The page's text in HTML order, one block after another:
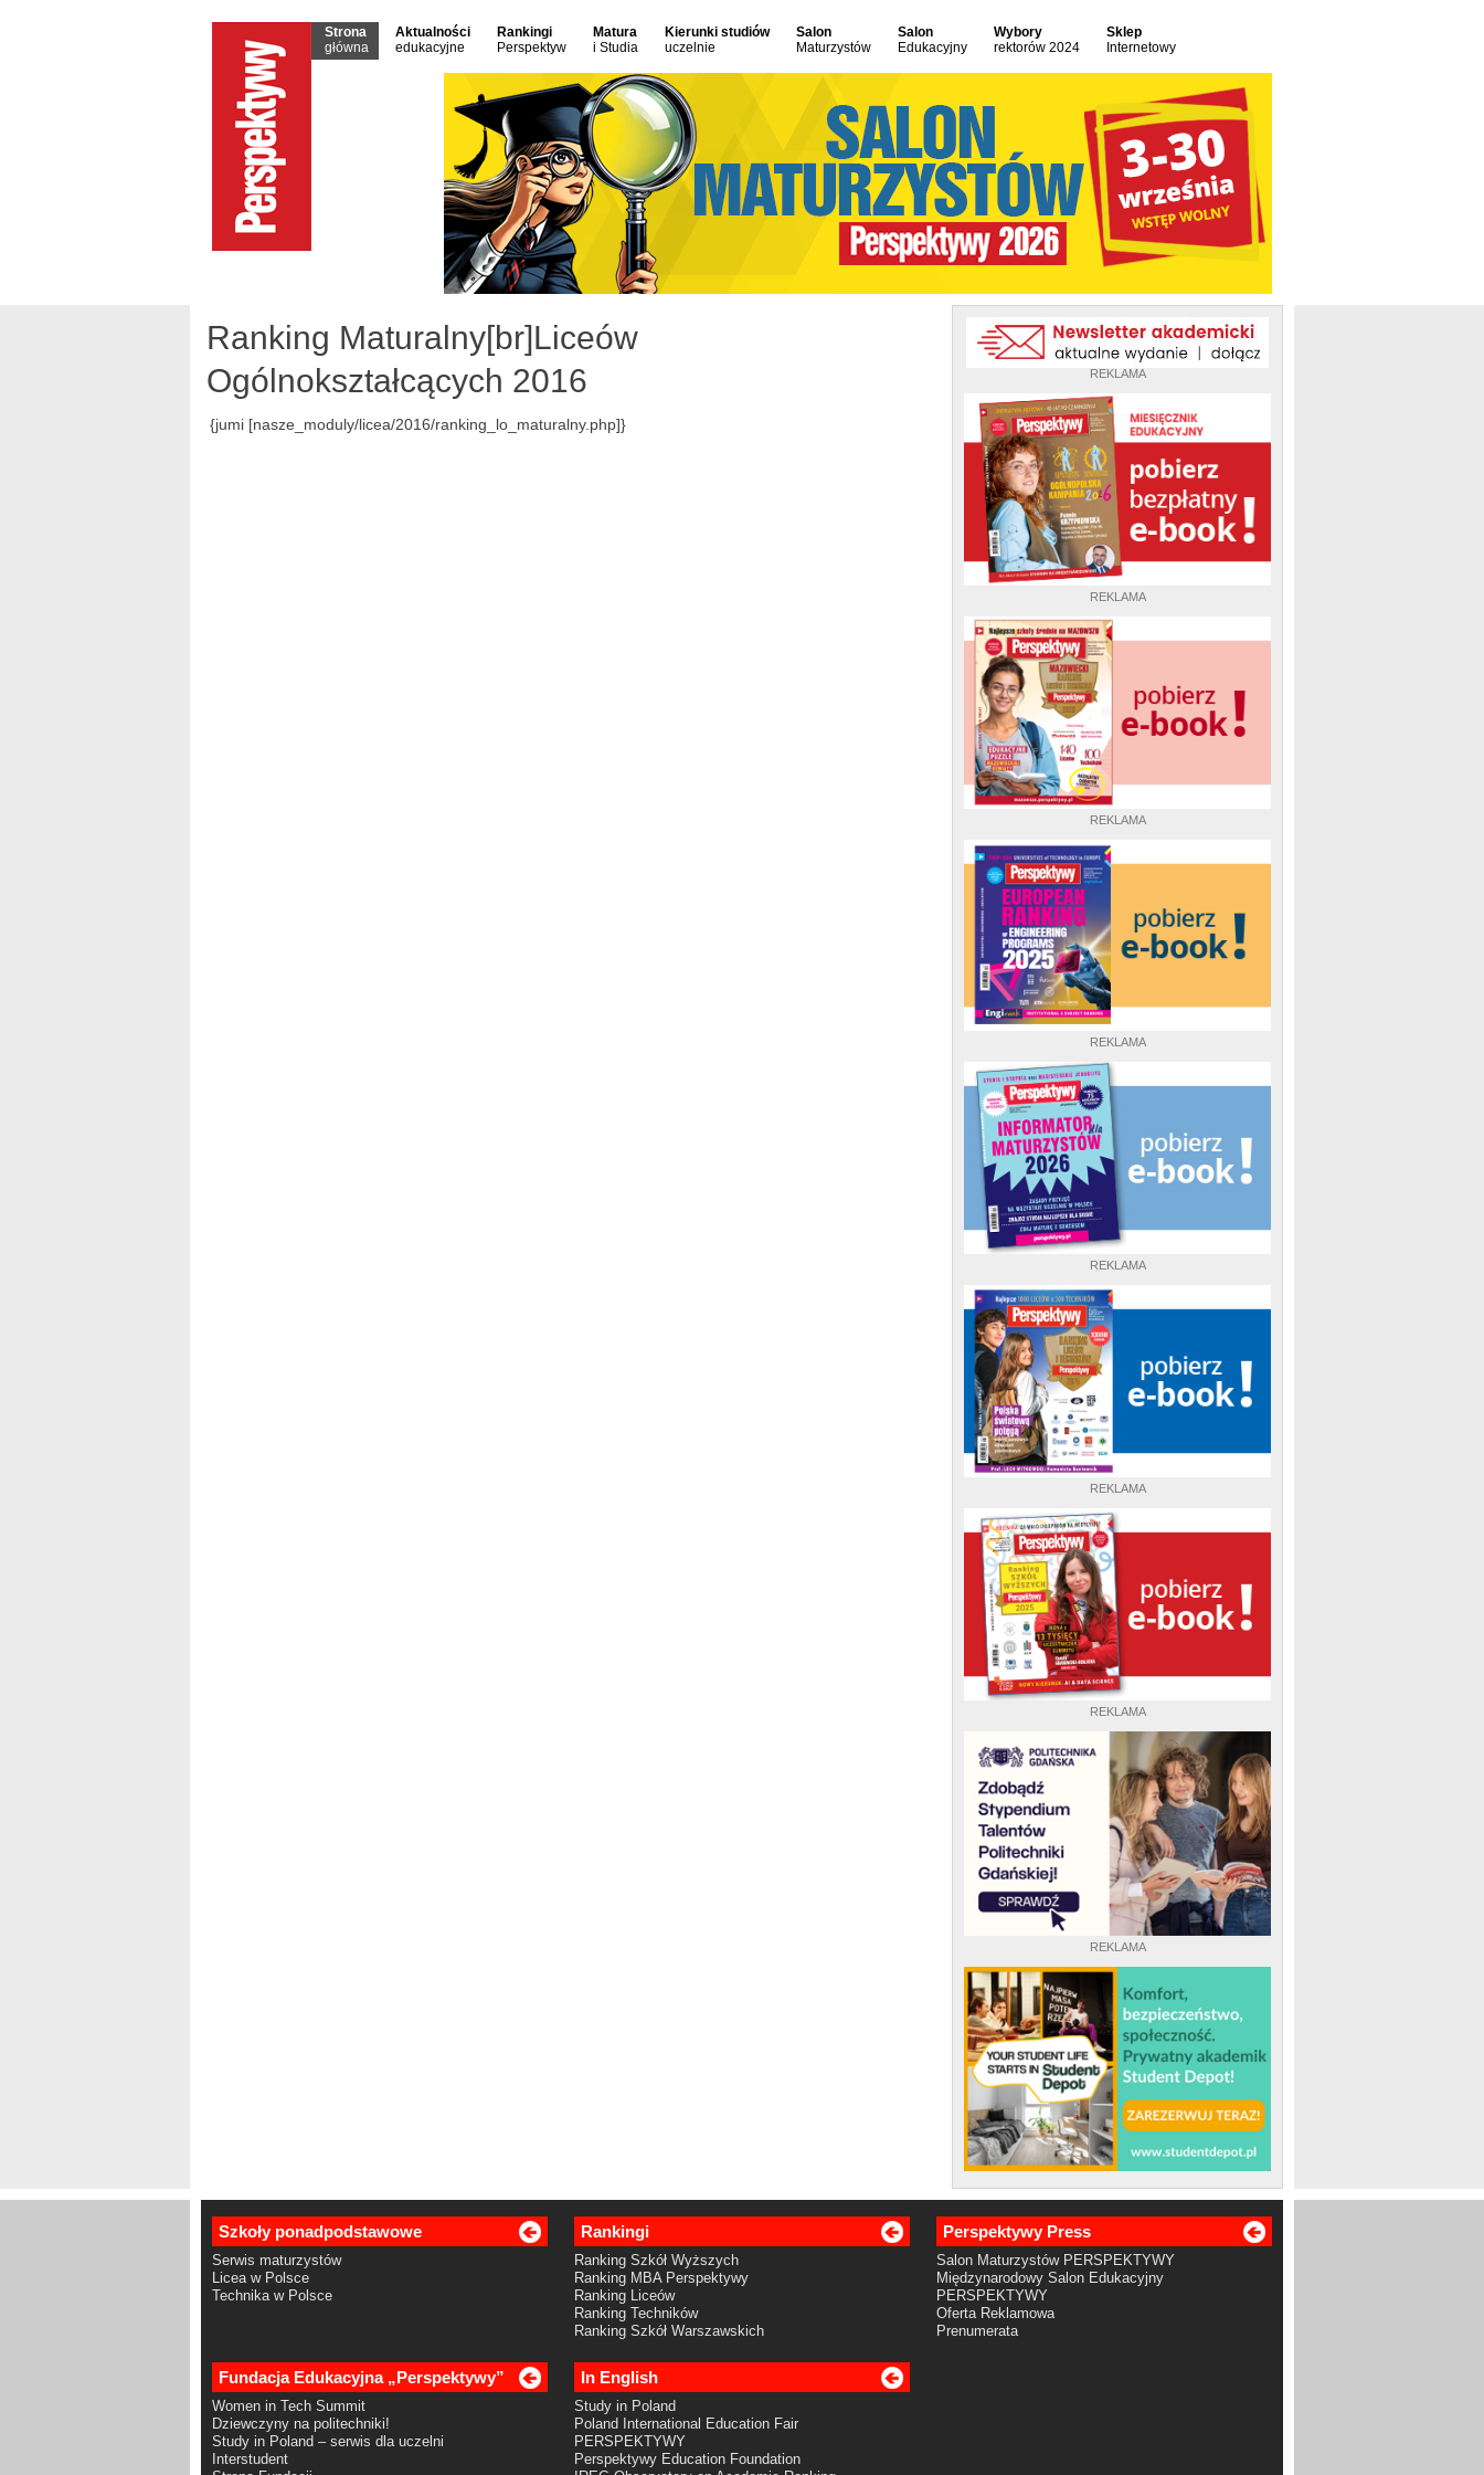
Strona
główna
Aktualności
edukacyjne
Rankingi
Perspektyw
Matura
i Studia
Kierunki studiów
uczelnie
Salon
Maturzystów
Salon
Edukacyjny
Wybory
rektorów 2024
Sklep
Internetowy
REKLAMA
REKLAMA
REKLAMA
REKLAMA
REKLAMA
REKLAMA
REKLAMA
REKLAMA
Ranking Maturalny[br]Liceów
Ogólnokształcących 2016
{jumi [nasze_moduly/licea/2016/ranking_lo_maturalny.php]}
Szkoły ponadpodstawowe
Serwis maturzystów
Licea w Polsce
Technika w Polsce
Rankingi
Ranking Szkół Wyższych
Ranking MBA Perspektywy
Ranking Liceów
Ranking Techników
Ranking Szkół Warszawskich
Perspektywy Press
Salon Maturzystów PERSPEKTYWY
Międzynarodowy Salon Edukacyjny
PERSPEKTYWY
Oferta Reklamowa
Prenumerata
Fundacja Edukacyjna „Perspektywy”
Women in Tech Summit
Dziewczyny na politechniki!
Study in Poland – serwis dla uczelni
Interstudent
In English
Study in Poland
Poland International Education Fair
PERSPEKTYWY
Perspektywy Education Foundation